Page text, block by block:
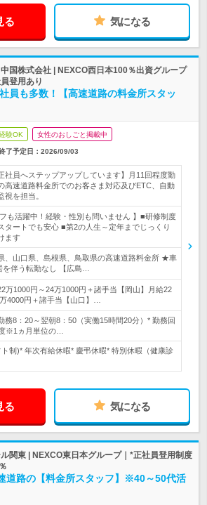
る 気になる
国株式会社 | NEXCO西日本100％出資グループ
登用あり
員も多数！【高速道路の料金所スタッ
験OK 女性のおしごと掲載中
了予定日： 2026/09/03
社員へステップアップしています】月11回程度勤
高速道路料金所でのお客さま対応及びETC、自動
視を担当。
フも活躍中！経験・性別も問いません 】■研修制度
タートでも安心 ■第2の人生～定年までじっくり
ます
、山口県、島根県、鳥取県の高速道路料金所 ★車
伴う転勤なし 【広島…
万1000円～24万1000円＋諸手当【岡山】月給22
4000円＋諸手当【山口】…
務8：20～翌朝8：50（実働15時間20分）* 勤務回
※1ヵ月単位の…
制)* 年次有給休暇* 慶弔休暇* 特別休暇（健康診
る 気になる
関東 | NEXCO東日本グループ｜*正社員登用制度
道路の【料金所スタッフ】※40～50代活